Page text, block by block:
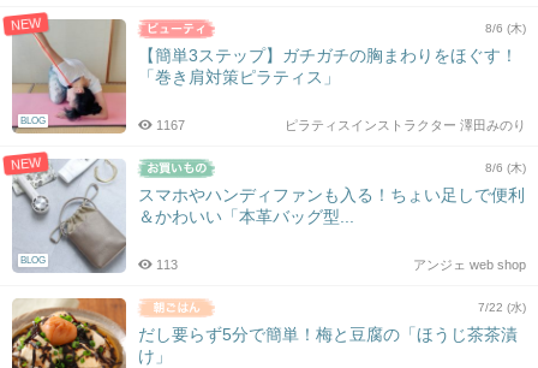
NEW
BLOG
8/6 (木)
【簡単3ステップ】ガチガチの胸まわりをほぐす！
「巻き肩対策ピラティス」
ピラティスインストラクター 澤田みのり
1167
NEW
BLOG
8/6 (木)
スマホやハンディファンも入る！ちょい足しで便利
＆かわいい「本革バッグ型...
アンジェ web shop
113
7/22 (水)
だし要らず5分で簡単！梅と豆腐の「ほうじ茶茶漬
け」